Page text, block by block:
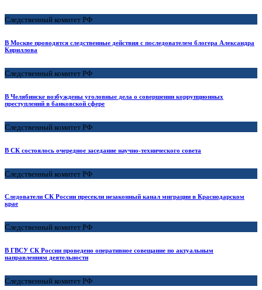
Следственный комитет РФ
В Москве проводятся следственные действия с последователем блогера Александра
Кириллова
Следственный комитет РФ
В Челябинске возбуждены уголовные дела о совершении коррупционных
преступлений в банковской сфере
Следственный комитет РФ
В СК состоялось очередное заседание научно-технического совета
Следственный комитет РФ
Следователи СК России пресекли незаконный канал миграции в Краснодарском
крае
Следственный комитет РФ
В ГВСУ СК России проведено оперативное совещание по актуальным
направлениям деятельности
Следственный комитет РФ